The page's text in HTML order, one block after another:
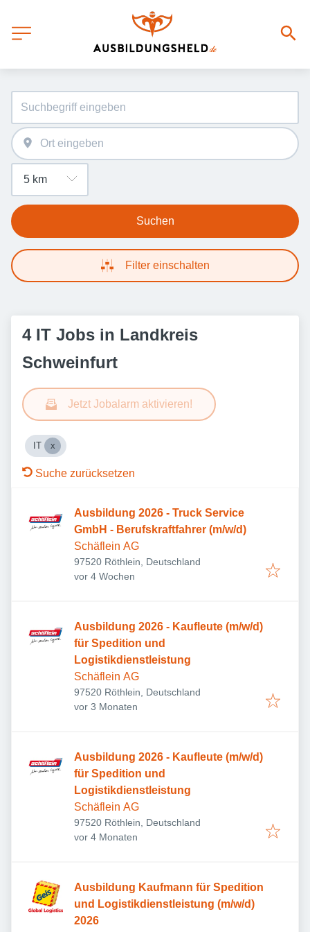
Suchen
Filter einschalten
4 IT Jobs in Landkreis
Schweinfurt
Jetzt Jobalarm aktivieren!
IT
Suche zurücksetzen
Ausbildung 2026 - Truck Service
GmbH - Berufskraftfahrer (m/w/d)
Schäflein AG
97520 Röthlein, Deutschland
Veröffentlicht:
vor 4 Wochen
Ausbildung 2026 - Kaufleute (m/w/d)
für Spedition und
Logistikdienstleistung
Schäflein AG
97520 Röthlein, Deutschland
Veröffentlicht:
vor 3 Monaten
Ausbildung 2026 - Kaufleute (m/w/d)
für Spedition und
Logistikdienstleistung
Schäflein AG
97520 Röthlein, Deutschland
Veröffentlicht:
vor 4 Monaten
Ausbildung Kaufmann für Spedition
und Logistikdienstleistung (m/w/d)
2026